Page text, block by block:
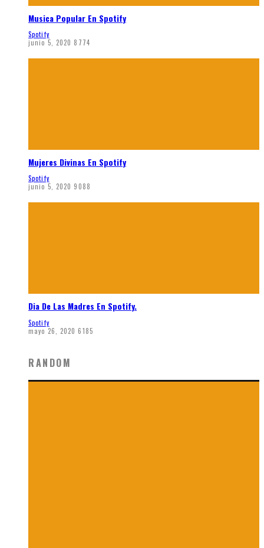
Musica Popular En Spotify
Spotify
junio 5, 2020 8774
Mujeres Divinas En Spotify
Spotify
junio 5, 2020 9088
Dia De Las Madres En Spotify.
Spotify
mayo 26, 2020 6185
RANDOM